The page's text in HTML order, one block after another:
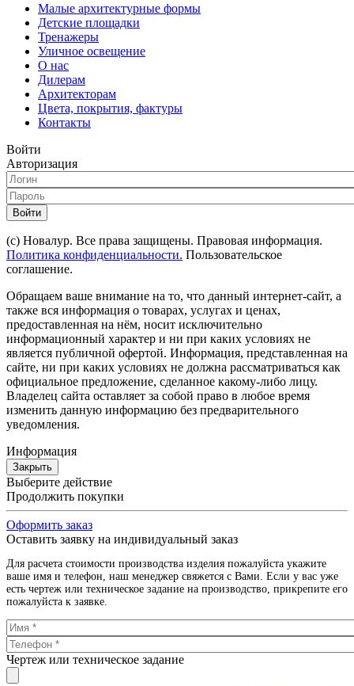
Малые архитектурные формы
Детские площадки
Тренажеры
Уличное освещение
О нас
Дилерам
Архитекторам
Цвета, покрытия, фактуры
Контакты
Войти
Авторизация
Войти
(с) Новалур. Все права защищены. Правовая информация.
Политика конфиденциальности. Пользовательское
соглашение.
Обращаем ваше внимание на то, что данный интернет-сайт, а
также вся информация о товарах, услугах и ценах,
предоставленная на нём, носит исключительно
информационный характер и ни при каких условиях не
является публичной офертой. Информация, представленная на
сайте, ни при каких условиях не должна рассматриваться как
официальное предложение, сделанное какому-либо лицу.
Владелец сайта оставляет за собой право в любое время
изменить данную информацию без предварительного
уведомления.
Информация
Закрыть
Выберите действие
Продолжить покупки
Оформить заказ
Оставить заявку на индивидуальный заказ
Для расчета стоимости производства изделия пожалуйста укажите
ваше имя и телефон, наш менеджер свяжется с Вами. Если у вас уже
есть чертеж или техническое задание на производство, прикрепите его
пожалуйста к заявке.
Чертеж или техническое задание